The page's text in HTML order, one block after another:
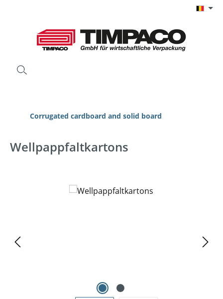
Corrugated cardboard and solid board
Wellpappfaltkartons
Afbeeldingengalerij overslaan